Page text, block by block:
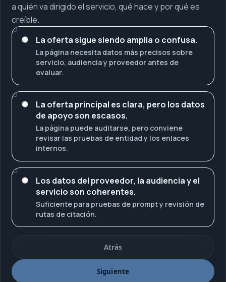
a quién va dirigido el servicio, qué hace y por qué es
creíble.
La oferta sigue siendo amplia o confusa.
La página necesita datos más precisos sobre
servicio, audiencia y proveedor antes de
evaluar.
La oferta principal es clara, pero los datos
de apoyo son escasos.
La página puede auditarse, pero conviene
revisar las pruebas de entidad y los enlaces
internos.
Los datos del proveedor, la audiencia y el
servicio son coherentes.
Suficiente para pruebas de prompt y revisión de
rutas de citación.
Atrás
Siguiente